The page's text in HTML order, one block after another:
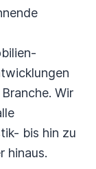
Wir
bis hin zu
hinaus.